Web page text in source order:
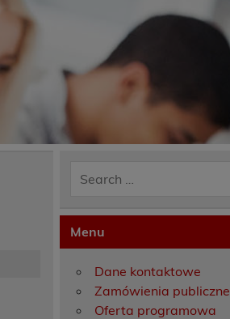
Menu
Dane kontaktowe
Zamówienia publiczne
Oferta programowa